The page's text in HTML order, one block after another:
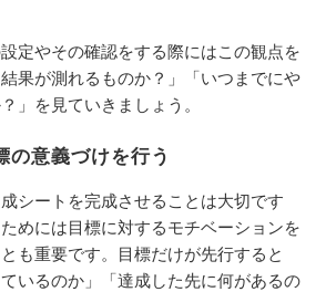
定やその確認をする際にはこの観点を
果が測れるものか？」「いつまでにや
」を見ていきましょう。
意義づけを行う
シートを完成させることは大切です
めには目標に対するモチベーションを
も重要です。目標だけが先行すると
ているのか」「達成した先に何があるの